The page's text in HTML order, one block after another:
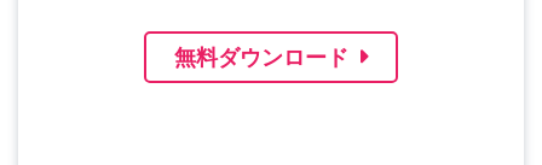
無料ダウンロード